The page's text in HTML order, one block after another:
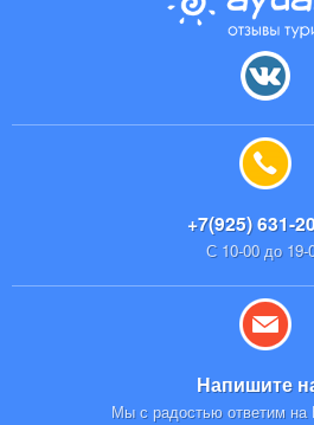
+7(925) 631-
С 10-00 до 19-
Напишите
Мы с радостью ответим